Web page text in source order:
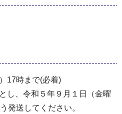
17時まで(必着)
し、令和５年９月１日（金曜
発送してください。